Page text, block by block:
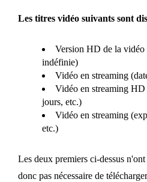
Les titres vidéo suivants sont
Version HD de la
indéfinie)
Vidéo en streaming
Vidéo en streaming
jours, etc.)
Vidéo en streaming
etc.)
Les deux premiers ci-dessus
donc pas nécessaire de